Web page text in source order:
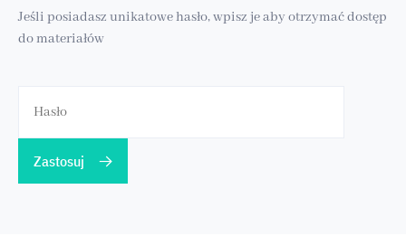
Jeśli posiadasz unikatowe hasło, wpisz je aby otrzymać dostęp
do materiałów
Zastosuj